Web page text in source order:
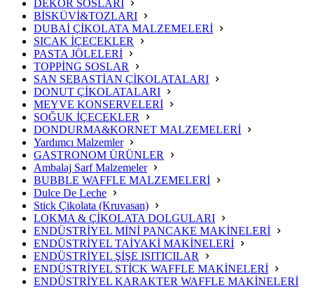
DEKOR SOSLARI
BİSKÜVİ&TOZLARI
DUBAİ ÇİKOLATA MALZEMELERİ
SICAK İÇECEKLER
PASTA JÖLELERİ
TOPPİNG SOSLAR
SAN SEBASTİAN ÇİKOLATALARI
DONUT ÇİKOLATALARI
MEYVE KONSERVELERİ
SOĞUK İÇECEKLER
DONDURMA&KORNET MALZEMELERİ
Yardımcı Malzemler
GASTRONOM ÜRÜNLER
Ambalaj Sarf Malzemeler
BUBBLE WAFFLE MALZEMELERİ
Dulce De Leche
Stick Çikolata (Kruvasan)
LOKMA & ÇİKOLATA DOLGULARI
ENDÜSTRİYEL MİNİ PANCAKE MAKİNELERİ
ENDÜSTRİYEL TAİYAKİ MAKİNELERİ
ENDÜSTRİYEL ŞİŞE ISITICILAR
ENDÜSTRİYEL STİCK WAFFLE MAKİNELERİ
ENDÜSTRİYEL KARAKTER WAFFLE MAKİNELERİ